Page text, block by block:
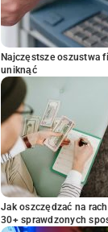
Najczęstsze oszustwa
uniknąć
Jak oszczędzać na
30+ sprawdzonych